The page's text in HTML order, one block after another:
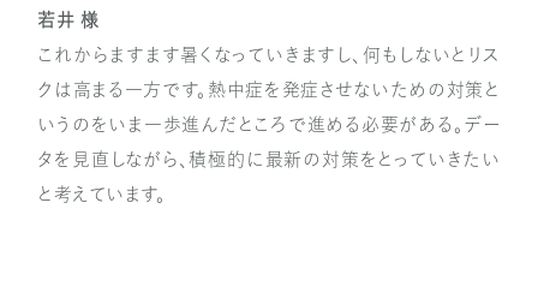
若井 様
これからますます暑くなっていきますし、何もしないとリス
クは高まる一方です。熱中症を発症させないための対策と
いうのをいま一歩進んだところで進める必要がある。デー
タを見直しながら、積極的に最新の対策をとっていきたい
と考えています。